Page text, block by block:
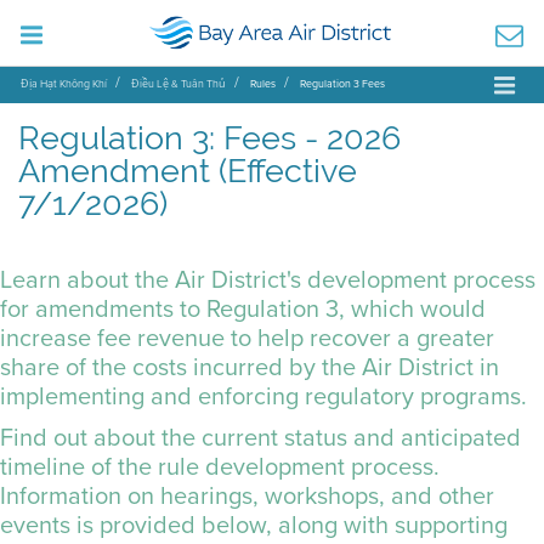
Địa Hạt Không Khí Điều Lệ & Tuân Thủ Rules Regulation 3 Fees
Regulation 3: Fees - 2026
Amendment (Effective
7/1/2026)
Learn about the Air District's development process
for amendments to Regulation 3, which would
increase fee revenue to help recover a greater
share of the costs incurred by the Air District in
implementing and enforcing regulatory programs.
Find out about the current status and anticipated
timeline of the rule development process.
Information on hearings, workshops, and other
events is provided below, along with supporting